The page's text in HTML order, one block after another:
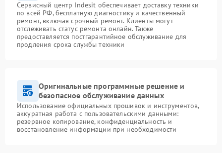
Сервисный центр Indesit обеспечивает доставку техники
по всей РФ, бесплатную диагностику и качественный
ремонт, включая срочный ремонт. Клиенты могут
отслеживать статус ремонта онлайн. Также
предоставляется постгарантийное обслуживание для
продления срока службы техники
Оригинальные программные решение и
безопасное обслуживание данных
Использование официальных прошивок и инструментов,
аккуратная работа с пользовательскими данными:
резервное копирование, конфиденциальность и
восстановление информации при необходимости